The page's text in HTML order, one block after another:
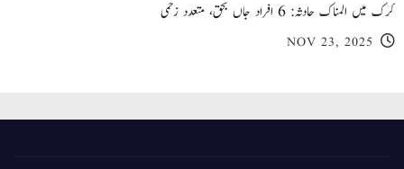
کرک میں المناک حادثہ: 6 افراد جاں بحق، متعدد زخمی
NOV 23, 2025